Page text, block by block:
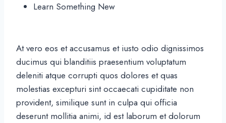
Learn Something New
At vero eos et accusamus et iusto odio dignissimos
ducimus qui blanditiis praesentium voluptatum
deleniti atque corrupti quos dolores et quas
molestias excepturi sint occaecati cupiditate non
provident, similique sunt in culpa qui officia
deserunt mollitia animi, id est laborum et dolorum